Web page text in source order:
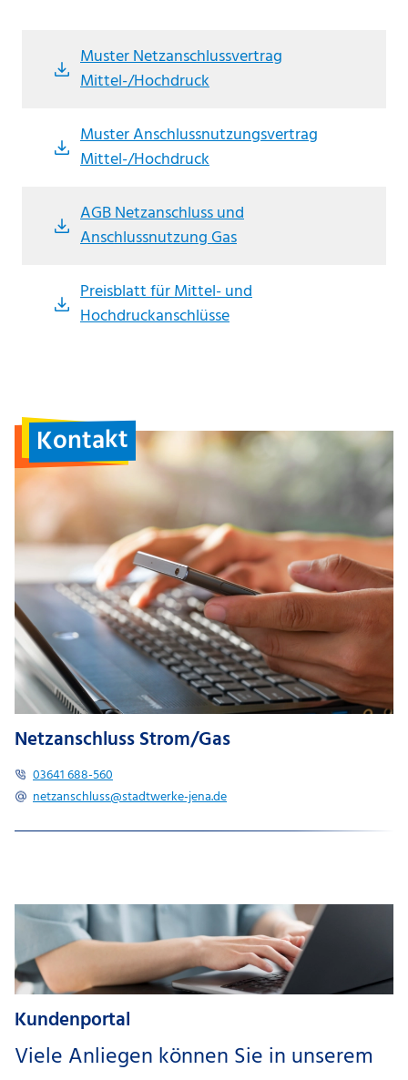
file_download Muster Netzanschlussvertrag
Mittel-/Hochdruck
file_download Muster Anschlussnutzungsvertrag
Mittel-/Hochdruck
file_download AGB Netzanschluss und
Anschlussnutzung Gas
file_download Preisblatt für Mittel- und
Hochdruckanschlüsse
Kontakt
Netzanschluss Strom/Gas
03641 688-560
netzanschluss@stadtwerke-jena.de
Kundenportal
Viele Anliegen können Sie in unserem